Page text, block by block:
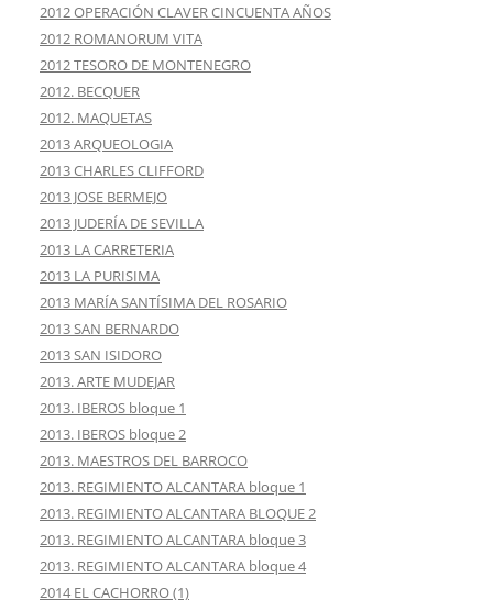
2012 OPERACIÓN CLAVER CINCUENTA AÑOS
2012 ROMANORUM VITA
2012 TESORO DE MONTENEGRO
2012. BECQUER
2012. MAQUETAS
2013 ARQUEOLOGIA
2013 CHARLES CLIFFORD
2013 JOSE BERMEJO
2013 JUDERÍA DE SEVILLA
2013 LA CARRETERIA
2013 LA PURISIMA
2013 MARÍA SANTÍSIMA DEL ROSARIO
2013 SAN BERNARDO
2013 SAN ISIDORO
2013. ARTE MUDEJAR
2013. IBEROS bloque 1
2013. IBEROS bloque 2
2013. MAESTROS DEL BARROCO
2013. REGIMIENTO ALCANTARA bloque 1
2013. REGIMIENTO ALCANTARA BLOQUE 2
2013. REGIMIENTO ALCANTARA bloque 3
2013. REGIMIENTO ALCANTARA bloque 4
2014 EL CACHORRO (1)